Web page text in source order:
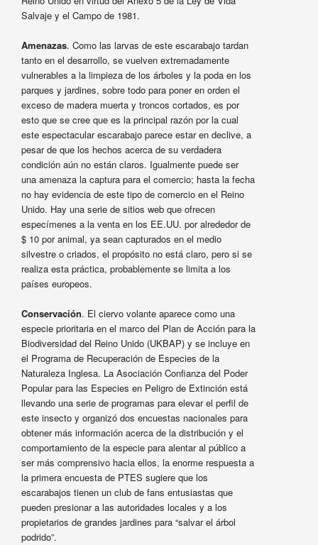
Salvaje y el Campo de 1981.
Amenazas. Como las larvas de este escarabajo tardan
tanto en el desarrollo, se vuelven extremadamente
vulnerables a la limpieza de los árboles y la poda en los
parques y jardines, sobre todo para poner en orden el
exceso de madera muerta y troncos cortados, es por
esto que se cree que es la principal razón por la cual
este espectacular escarabajo parece estar en declive, a
pesar de que los hechos acerca de su verdadera
condición aún no están claros. Igualmente puede ser
una amenaza la captura para el comercio; hasta la fecha
no hay evidencia de este tipo de comercio en el Reino
Unido. Hay una serie de sitios web que ofrecen
especímenes a la venta en los EE.UU. por alrededor de
$ 10 por animal, ya sean capturados en el medio
silvestre o criados, el propósito no está claro, pero si se
realiza esta práctica, probablemente se limita a los
países europeos.
Conservación. El ciervo volante aparece como una
especie prioritaria en el marco del Plan de Acción para la
Biodiversidad del Reino Unido (UKBAP) y se incluye en
el Programa de Recuperación de Especies de la
Naturaleza Inglesa. La Asociación Confianza del Poder
Popular para las Especies en Peligro de Extinción está
llevando una serie de programas para elevar el perfil de
este insecto y organizó dos encuestas nacionales para
obtener más información acerca de la distribución y el
comportamiento de la especie para alentar al público a
ser más comprensivo hacia ellos, la enorme respuesta a
la primera encuesta de PTES sugiere que los
escarabajos tienen un club de fans entusiastas que
pueden presionar a las autoridades locales y a los
propietarios de grandes jardines para “salvar el árbol
podrido”.